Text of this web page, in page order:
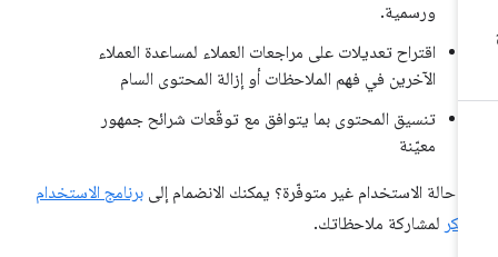
ورسمية.
اقتراح تعديلات على مراجعات العملاء لمساعدة العملاء
الآخرين في فهم الملاحظات أو إزالة المحتوى السام
تنسيق المحتوى بما يتوافق مع توقّعات شرائح جمهور
معيّنة
حالة الاستخدام غير متوفّرة؟ يمكنك الانضمام إلى برنامج الاستخدام
لمشاركة ملاحظاتك.